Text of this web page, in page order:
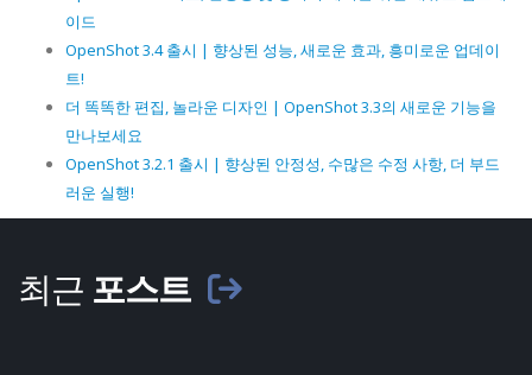
이드
OpenShot 3.4 출시 | 향상된 성능, 새로운 효과, 흥미로운 업데이
트!
더 똑똑한 편집, 놀라운 디자인 | OpenShot 3.3의 새로운 기능을
만나보세요
OpenShot 3.2.1 출시 | 향상된 안정성, 수많은 수정 사항, 더 부드
러운 실행!
최근 포스트